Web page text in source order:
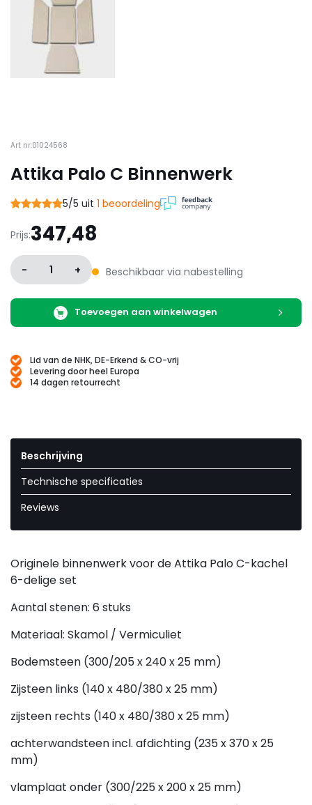
Art nr:01024568
Attika Palo C Binnenwerk
5/5 uit 1 beoordeling
Prijs:347,48
- 1 + Beschikbaar via nabestelling
Toevoegen aan winkelwagen
Lid van de NHK, DE-Erkend & CO-vrij
Levering door heel Europa
14 dagen retourrecht
Beschrijving
Technische specificaties
Reviews
Originele binnenwerk voor de Attika Palo C-kachel
6-delige set
Aantal stenen: 6 stuks
Materiaal: Skamol / Vermiculiet
Bodemsteen (300/205 x 240 x 25 mm)
Zijsteen links (140 x 480/380 x 25 mm)
zijsteen rechts (140 x 480/380 x 25 mm)
achterwandsteen incl. afdichting (235 x 370 x 25
mm)
vlamplaat onder (300/225 x 200 x 25 mm)